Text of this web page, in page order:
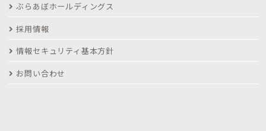
ぶらあぼホールディングス
採用情報
情報セキュリティ基本方針
お問い合わせ